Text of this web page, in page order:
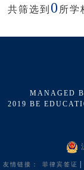
共筛选到 0 所学
MANAGED
2019 BE
友情链接： 菲律宾签证